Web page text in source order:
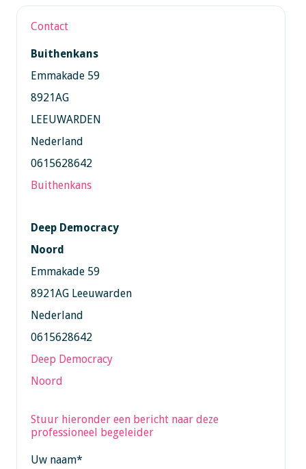
Contact
Buithenkans
Emmakade 59
8921AG
LEEUWARDEN
Nederland
0615628642
Buithenkans
Deep Democracy
Noord
Emmakade 59
8921AG Leeuwarden
Nederland
0615628642
Deep Democracy
Noord
Stuur hieronder een bericht naar deze
professioneel begeleider
Uw naam*